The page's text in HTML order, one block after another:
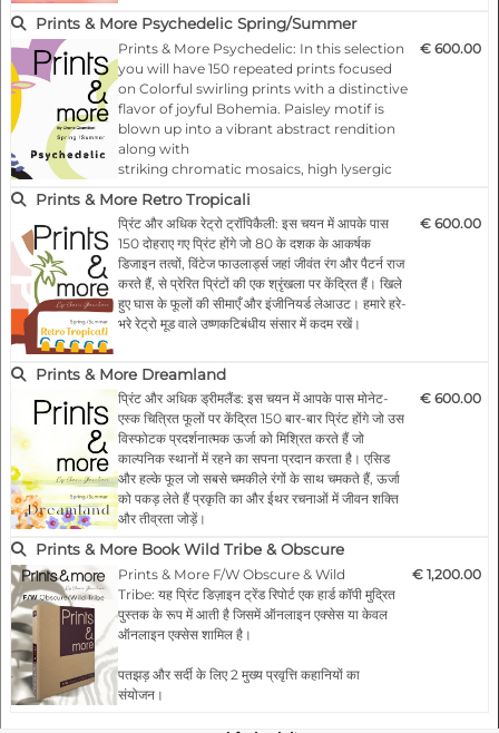
Easy and extravagant at the same time,
florals and foliage silhouettes in large scale
and acidic colors.
Highlights:
- Fashionable according to the latest
catwalks.
- Designs for any product and surface
- 150 modular repe…
Prints & More Psychedelic Spring/Summer
Prints & More Psychedelic: In this selection
you will have 150 repeated prints focused
on Colorful swirling prints with a distinctive
flavor of joyful Bohemia. Paisley motif is
blown up into a vibrant abstract rendition
along with
striking chromatic mosaics, high lysergic
fantasies.
Highlights:
- Fashionable according to the latest
catwalks.
- Designs for any product and surface
- 150 modular repeat prints
€ 600.00
Prints & More Retro Tropicali
प्रिंट और अधिक रेट्रो ट्रॉपिकैली: इस चयन में आपके पास
150 दोहराए गए प्रिंट होंगे जो 80 के दशक के आकर्षक
डिजाइन तत्वों, विंटेज फाउलार्ड्स जहां जीवंत रंग और पैटर्न राज
करते हैं, से प्रेरित प्रिंटों की एक श्रृंखला पर केंद्रित हैं। खिले
हुए घास के फूलों की सीमाएँ और इंजीनियर्ड लेआउट। हमारे हरे-
भरे रेट्रो मूड वाले उष्णकटिबंधीय संसार में कदम रखें।
मुख्य विशेषताएं:
- नवीनतम कैटवॉक के अनुसार फैशनेबल
- किसी भी उत्पाद और सतह के लिए डिज़ाइन
- 150 मॉड्यूलर रिपीट प्रिंट
…
€ 600.00
Prints & More Dreamland
प्रिंट और अधिक ड्रीमलैंड: इस चयन में आपके पास मोनेट-
एस्क चित्रित फूलों पर केंद्रित 150 बार-बार प्रिंट होंगे जो उस
विस्फोटक प्रदर्शनात्मक ऊर्जा को मिश्रित करते हैं जो
काल्पनिक स्थानों में रहने का सपना प्रदान करता है। एसिड
और हल्के फूल जो सबसे चमकीले रंगों के साथ चमकते हैं, ऊर्जा
को पकड़ लेते हैं प्रकृति का और ईथर रचनाओं में जीवन शक्ति
और तीव्रता जोड़ें।
मुख्य विशेषताएं:
- नवीनतम कैटवॉक के अनुसार फैशनेबल।
- किसी भी उत्पाद और सतह के लिए डिज़ाइन
- 150 मॉड्यूलर प्रिंट
- सभी फ़ाइले…
€ 600.00
Prints & More Book Wild Tribe & Obscure
Prints & More F/W Obscure & Wild
Tribe: यह प्रिंट डिज़ाइन ट्रेंड रिपोर्ट एक हार्ड कॉपी मुद्रित
पुस्तक के रूप में आती है जिसमें ऑनलाइन एक्सेस या केवल
ऑनलाइन एक्सेस शामिल है।
पतझड़ और सर्दी के लिए 2 मुख्य प्रवृत्ति कहानियों का
संयोजन।
€ 1,200.00